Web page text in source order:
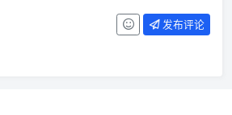
发布评论